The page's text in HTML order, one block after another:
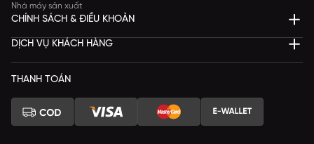
Nhà máy sản xuất
CHÍNH SÁCH & ĐIỀU KHOẢN
DỊCH VỤ KHÁCH HÀNG
THANH TOÁN